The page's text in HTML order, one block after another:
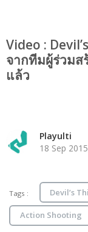
Video :
จากทีมผู้ร่วมส
แล้ว
Playulti
18 Sep
Tags : Devil’s
Action Shooting